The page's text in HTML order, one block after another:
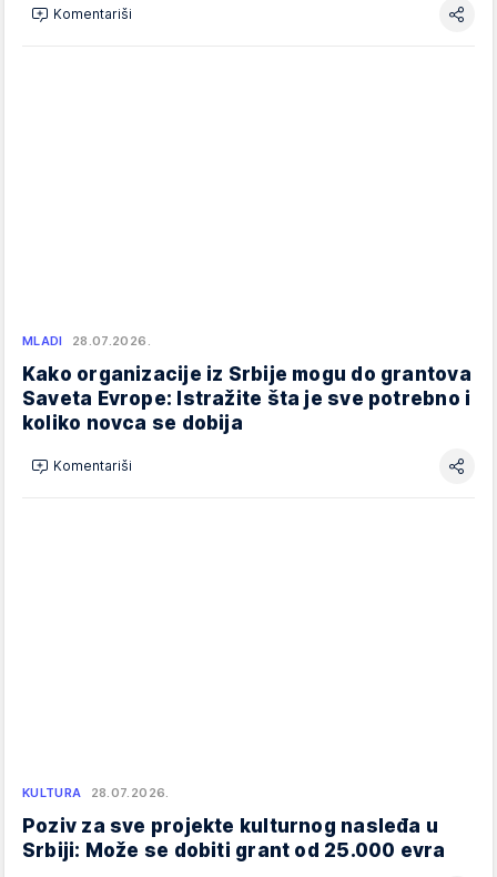
Komentariši
MLADI 28.07.2026.
Kako organizacije iz Srbije mogu do grantova
Saveta Evrope: Istražite šta je sve potrebno i
koliko novca se dobija
Komentariši
KULTURA 28.07.2026.
Poziv za sve projekte kulturnog nasleđa u
Srbiji: Može se dobiti grant od 25.000 evra